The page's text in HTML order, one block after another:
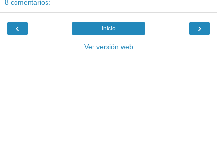
8 comentarios:
‹ ›
Inicio
Ver versión web